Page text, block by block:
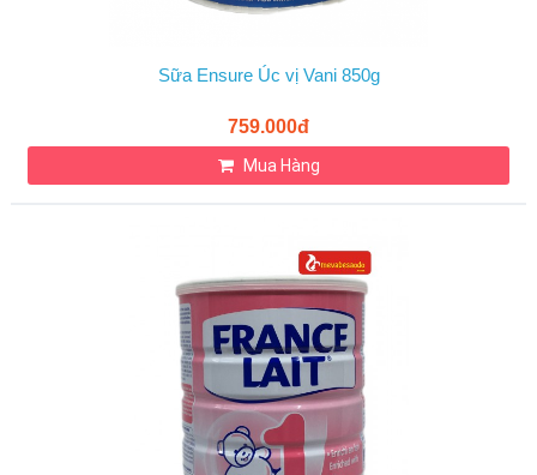
Sữa Ensure Úc vị Vani 850g
759.000đ
Mua Hàng